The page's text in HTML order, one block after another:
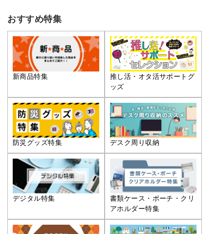
おすすめ特集
新商品特集
推し活・オタ活サポートグ
ッズ
防災グッズ特集 デスク周り収納
デジタル特集
書類ケース・ポーチ・クリ
アホルダー特集